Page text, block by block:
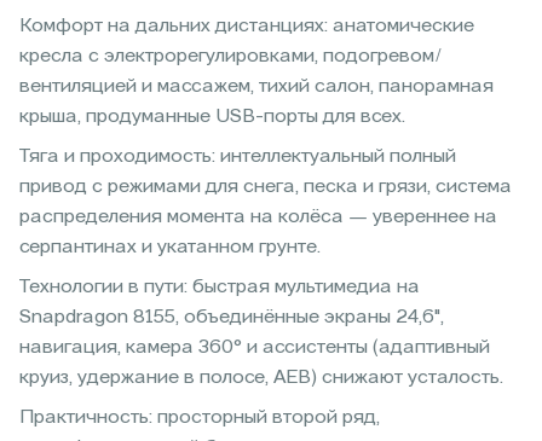
Комфорт на дальних дистанциях: анатомические
кресла с электрорегулировками, подогревом/
вентиляцией и массажем, тихий салон, панорамная
крыша, продуманные USB-порты для всех.
Тяга и проходимость: интеллектуальный полный
привод с режимами для снега, песка и грязи, система
распределения момента на колёса — увереннее на
серпантинах и укатанном грунте.
Технологии в пути: быстрая мультимедиа на
Snapdragon 8155, объединённые экраны 24,6",
навигация, камера 360° и ассистенты (адаптивный
круиз, удержание в полосе, AEB) снижают усталость.
Практичность: просторный второй ряд,